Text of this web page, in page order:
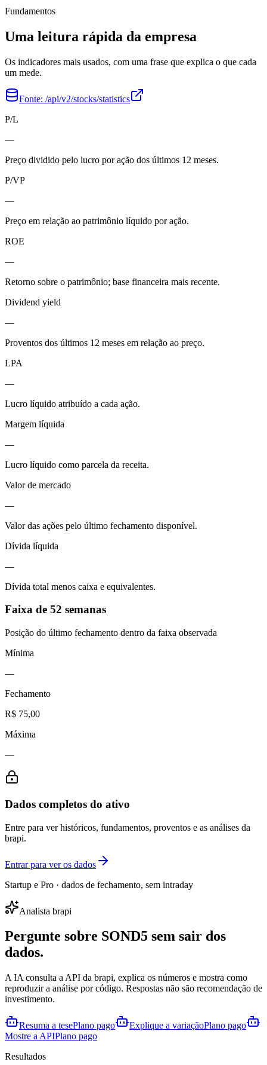
Fundamentos
Uma leitura rápida da empresa
Os indicadores mais usados, com uma frase que explica o que cada
um mede.
Fonte: /api/v2/stocks/statistics
P/L
—
Preço dividido pelo lucro por ação dos últimos 12 meses.
P/VP
—
Preço em relação ao patrimônio líquido por ação.
ROE
—
Retorno sobre o patrimônio; base financeira mais recente.
Dividend yield
—
Proventos dos últimos 12 meses em relação ao preço.
LPA
—
Lucro líquido atribuído a cada ação.
Margem líquida
—
Lucro líquido como parcela da receita.
Valor de mercado
—
Valor das ações pelo último fechamento disponível.
Dívida líquida
—
Dívida total menos caixa e equivalentes.
Faixa de 52 semanas
Posição do último fechamento dentro da faixa observada
Mínima
—
Fechamento
R$ 75,00
Máxima
—
Dados completos do ativo
Entre para ver históricos, fundamentos, proventos e as análises da
brapi.
Entrar para ver os dados
Startup e Pro · dados de fechamento, sem intraday
Analista brapi
Pergunte sobre SOND5 sem sair dos
dados.
A IA consulta a API da brapi, explica os números e mostra como
reproduzir a análise por código. Respostas não são recomendação de
investimento.
Resuma a tesePlano pago Explique a variaçãoPlano pago
Mostre a APIPlano pago
Resultados